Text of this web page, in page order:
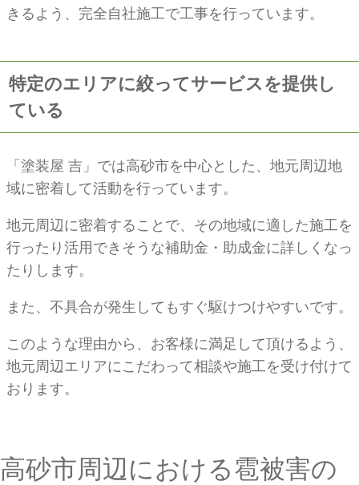
きるよう、完全自社施工で工事を行っています。
特定のエリアに絞ってサービスを提供し
ている
「塗装屋 吉」では高砂市を中心とした、地元周辺地
域に密着して活動を行っています。
地元周辺に密着することで、その地域に適した施工を
行ったり活用できそうな補助金・助成金に詳しくなっ
たりします。
また、不具合が発生してもすぐ駆けつけやすいです。
このような理由から、お客様に満足して頂けるよう、
地元周辺エリアにこだわって相談や施工を受け付けて
おります。
高砂市周辺における雹被害の